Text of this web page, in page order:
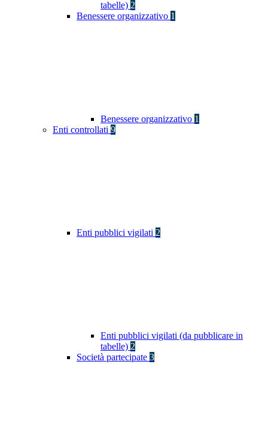
tabelle) 2
Benessere organizzativo 1
Benessere organizzativo 1
Enti controllati 9
Enti pubblici vigilati 2
Enti pubblici vigilati (da pubblicare in
tabelle) 2
Società partecipate 3